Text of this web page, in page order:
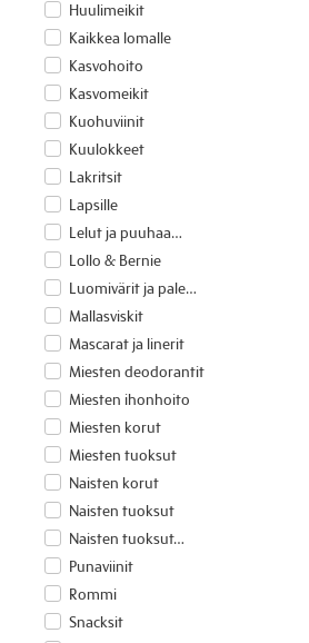
Huulimeikit
Kaikkea lomalle
Kasvohoito
Kasvomeikit
Kuohuviinit
Kuulokkeet
Lakritsit
Lapsille
Lelut ja puuhaa…
Lollo & Bernie
Luomivärit ja pale…
Mallasviskit
Mascarat ja linerit
Miesten deodorantit
Miesten ihonhoito
Miesten korut
Miesten tuoksut
Naisten korut
Naisten tuoksut
Naisten tuoksut…
Punaviinit
Rommi
Snacksit